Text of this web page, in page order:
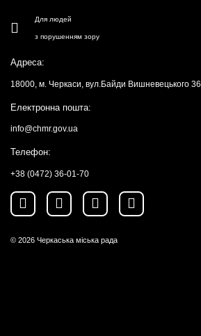
Для людей
з порушенням зору
Адреса:
18000, м. Черкаси, вул.Байди Вишневецького 36
Електронна пошта:
info@chmr.gov.ua
Телефон:
+38 (0472) 36-01-70
© 2026 Черкаська міська рада